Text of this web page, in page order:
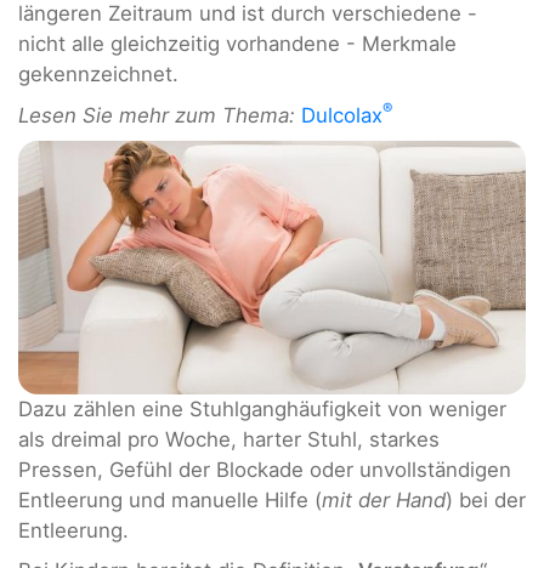
längeren Zeitraum und ist durch verschiedene -
nicht alle gleichzeitig vorhandene - Merkmale
gekennzeichnet.
Lesen Sie mehr zum Thema: Dulcolax®
Dazu zählen eine Stuhlganghäufigkeit von weniger
als dreimal pro Woche, harter Stuhl, starkes
Pressen, Gefühl der Blockade oder unvollständigen
Entleerung und manuelle Hilfe (mit der Hand) bei der
Entleerung.